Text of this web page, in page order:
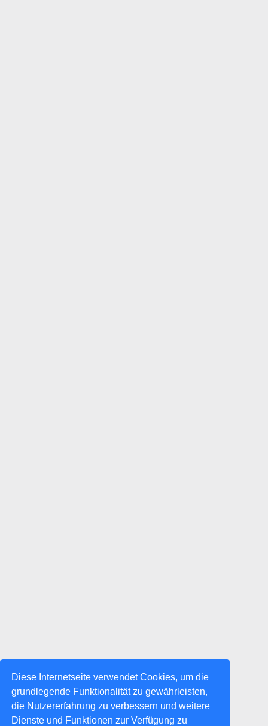
Diese Internetseite verwendet Cookies, um die
grundlegende Funktionalität zu gewährleisten,
die Nutzererfahrung zu verbessern und weitere
Dienste und Funktionen zur Verfügung zu